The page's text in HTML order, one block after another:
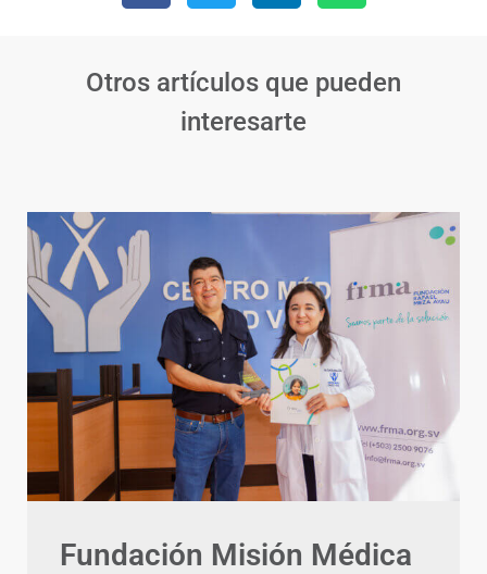
Otros artículos que pueden
interesarte
Fundación Misión Médica